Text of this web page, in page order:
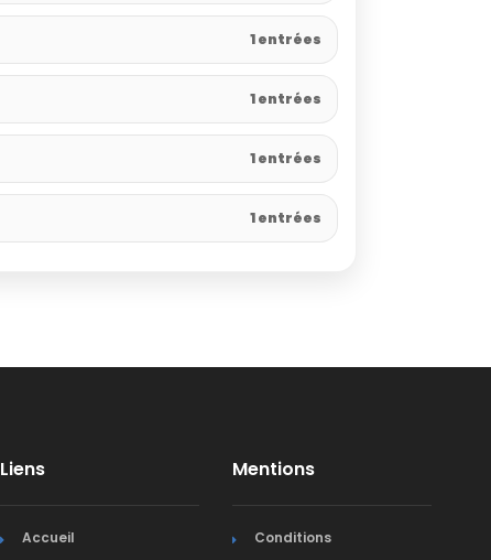
1 entrées
1 entrées
1 entrées
1 entrées
Liens
Accueil
Mentions
Conditions